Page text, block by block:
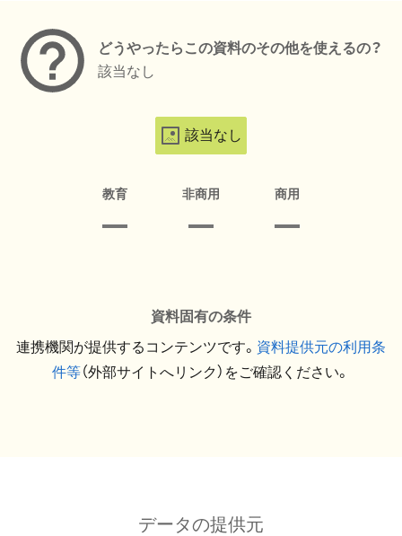
どうやったらこの資料のその他を使えるの？
該当なし
該当なし
教育 非商用 商用
資料固有の条件
連携機関が提供するコンテンツです。 資料提供元の利用条
件等（外部サイトへリンク）をご確認ください。
データの提供元